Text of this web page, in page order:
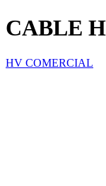
CABLE
HV COMERCIAL